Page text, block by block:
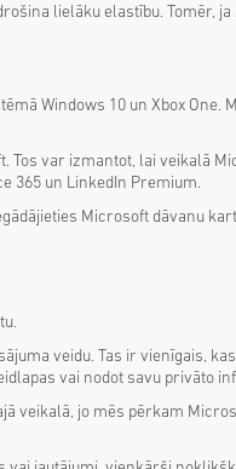
lielāku elastību. Tomēr,
Windows 10 un Xbox
var izmantot, lai veikalā
365 un LinkedIn Premium.
Microsoft dāvanu
veidu. Tas ir vienīgais,
vai nodot savu privāto
veikalā, jo mēs pērkam